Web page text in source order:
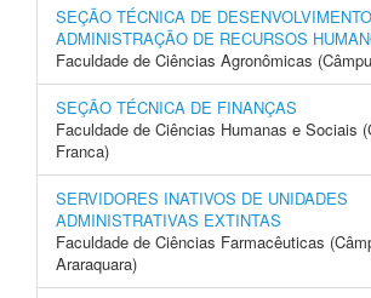
SEÇÃO TÉCNICA DE
ADMINISTRAÇÃO DE RECURSOS
Faculdade de Ciências Agronômicas
SEÇÃO TÉCNICA DE FINANÇAS
Faculdade de Ciências Humanas e Sociais
Franca)
SERVIDORES INATIVOS DE UNIDADES
ADMINISTRATIVAS EXTINTAS
Faculdade de Ciências Farmacêuticas
Araraquara)